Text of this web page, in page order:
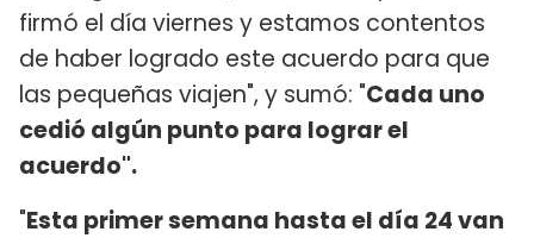
firmó el día viernes y estamos contentos
de haber logrado este acuerdo para que
las pequeñas viajen", y sumó: "Cada uno
cedió algún punto para lograr el
acuerdo".
"Esta primer semana hasta el día 24 van